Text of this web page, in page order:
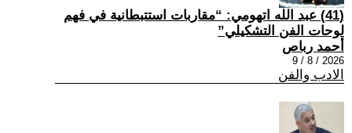
(41) عبد الله اتهومي: “مقاربات استتبطانية في فهم
لوحات الفن التشكيلي”
أحمد رباص
2026 / 8 / 9
الادب والفن